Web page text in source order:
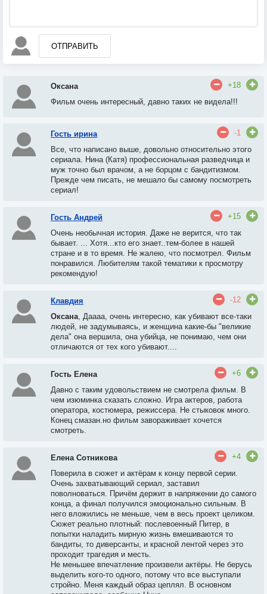
ОТПРАВИТЬ
Оксана
+18
Фильм очень интересный, давно таких не видела!!!
Гость ирина
-1
Все, что написано выше, довольно относительно этого
сериала. Нина (Катя) профессиональная разведчица и
муж точно был врачом, а не борцом с бандитизмом.
Прежде чем писать, не мешало бы самому посмотреть
сериал!
Гость Андрей
+15
Очень необычная история. Даже не верится, что так
бывает. ... Хотя...кто его знает..тем-более в нашей
стране и в то время. Не жалею, что посмотрел. Фильм
понравился. Любителям такой тематики к просмотру
рекомендую!
Клавдия
-12
Оксана, Даааа, очень интересно, как убивают все-таки
людей, не задумываясь, и женщина какие-бы "великие
дела" она вершила, она убийца, не понимаю, чем они
отличаются от тех кого убивают....
Гость Елена
+6
Давно с таким удовольствием не смотрела фильм. В
чем изюминка сказать сложно. Игра актеров, работа
оператора, костюмера, режиссера. Не стыковок много.
Конец смазан.но фильм завораживает хочется
смотреть.
Елена Сотникова
+4
Поверила в сюжет и актёрам к концу первой серии.
Очень захватывающий сериал, заставил
поволноваться. Причём держит в напряжении до самого
конца, а финал получился эмоционально сильным. В
него вложились не меньше, чем в весь проект целиком.
Сюжет реально плотный: послевоенный Питер, в
попытки наладить мирную жизнь вмешиваются то
бандиты, то диверсанты, и красной лентой через это
проходит трагедия и месть.
Не меньшее впечатление произвели актёры. Не берусь
выделить кого-то одного, потому что все выступали
стройно. Меня каждый образ цеплял. В основном